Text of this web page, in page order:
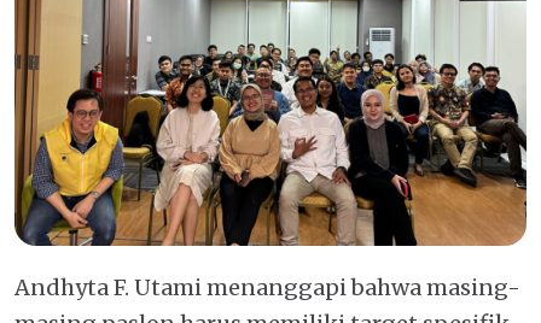
Andhyta F. Utami menanggapi bahwa masing-